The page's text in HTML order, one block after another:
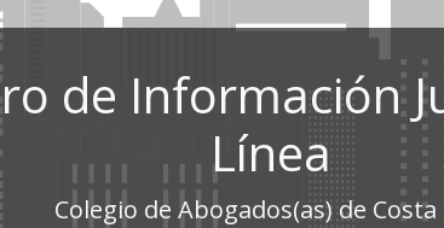
de Información
Línea
Colegio de Abogados(as) de Costa